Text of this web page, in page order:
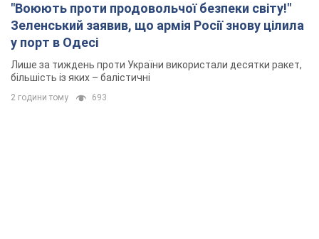
"Воюють проти продовольчої безпеки світу!"
Зеленський заявив, що армія Росії знову цілила
у порт в Одесі
Лише за тиждень проти України використали десятки ракет,
більшість із яких – балістичні
2 години тому 693